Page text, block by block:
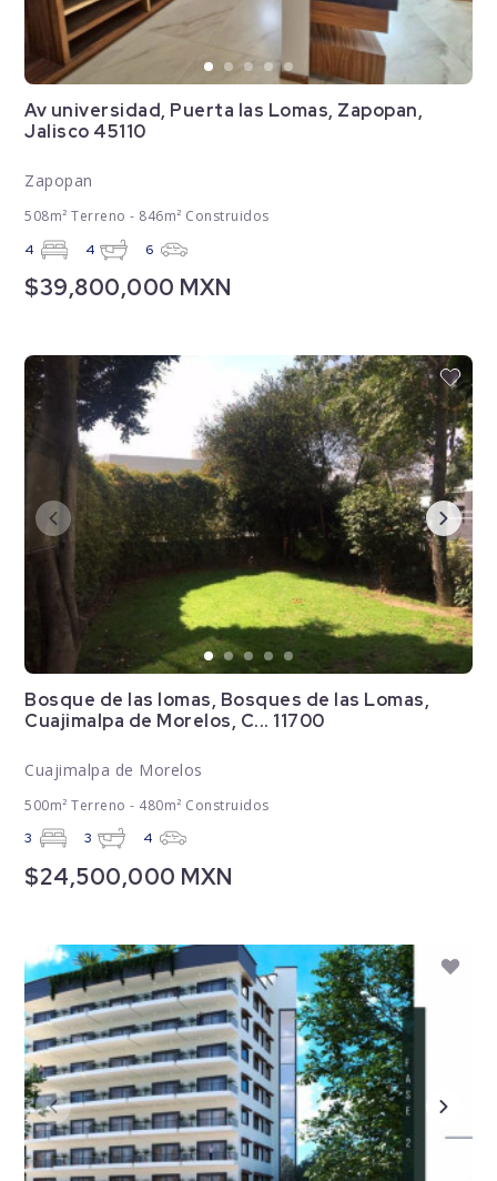
Av universidad, Puerta las Lomas, Zapopan,
Jalisco 45110
Zapopan
508m² Terreno - 846m² Construidos
4 4 6
$39,800,000 MXN
Bosque de las lomas, Bosques de las Lomas,
Cuajimalpa de Morelos, C... 11700
Cuajimalpa de Morelos
500m² Terreno - 480m² Construidos
3 3 4
$24,500,000 MXN